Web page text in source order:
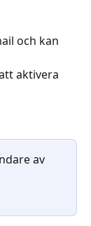
och kan
aktivera
av